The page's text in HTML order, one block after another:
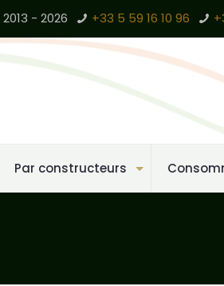
- 2026 +33 5 59 16 10 96
Par constructeurs